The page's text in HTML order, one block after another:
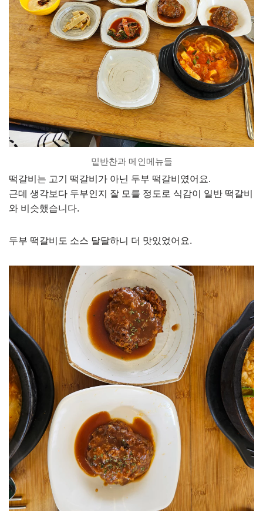
밑반찬과 메인메뉴들
떡갈비는 고기 떡갈비가 아닌 두부 떡갈비였어요.
근데 생각보다 두부인지 잘 모를 정도로 식감이 일반 떡갈비
와 비슷했습니다.
두부 떡갈비도 소스 달달하니 더 맛있었어요.